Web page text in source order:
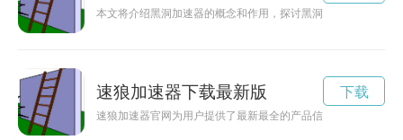
本文将介绍黑洞加速器的概念和作用，探讨黑洞在科学研究中的
速狼加速器下载最新版
速狼加速器官网为用户提供了最新最全的产品信息和技术支持
下载